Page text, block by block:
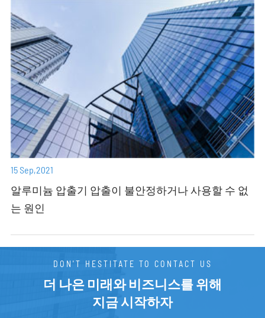
15 Sep,2021
알루미늄 압출기 압출이 불안정하거나 사용할 수 없
는 원인
DON'T HESTITATE TO CONTACT US
더 나은 미래와 비즈니스를 위해
지금 시작하자